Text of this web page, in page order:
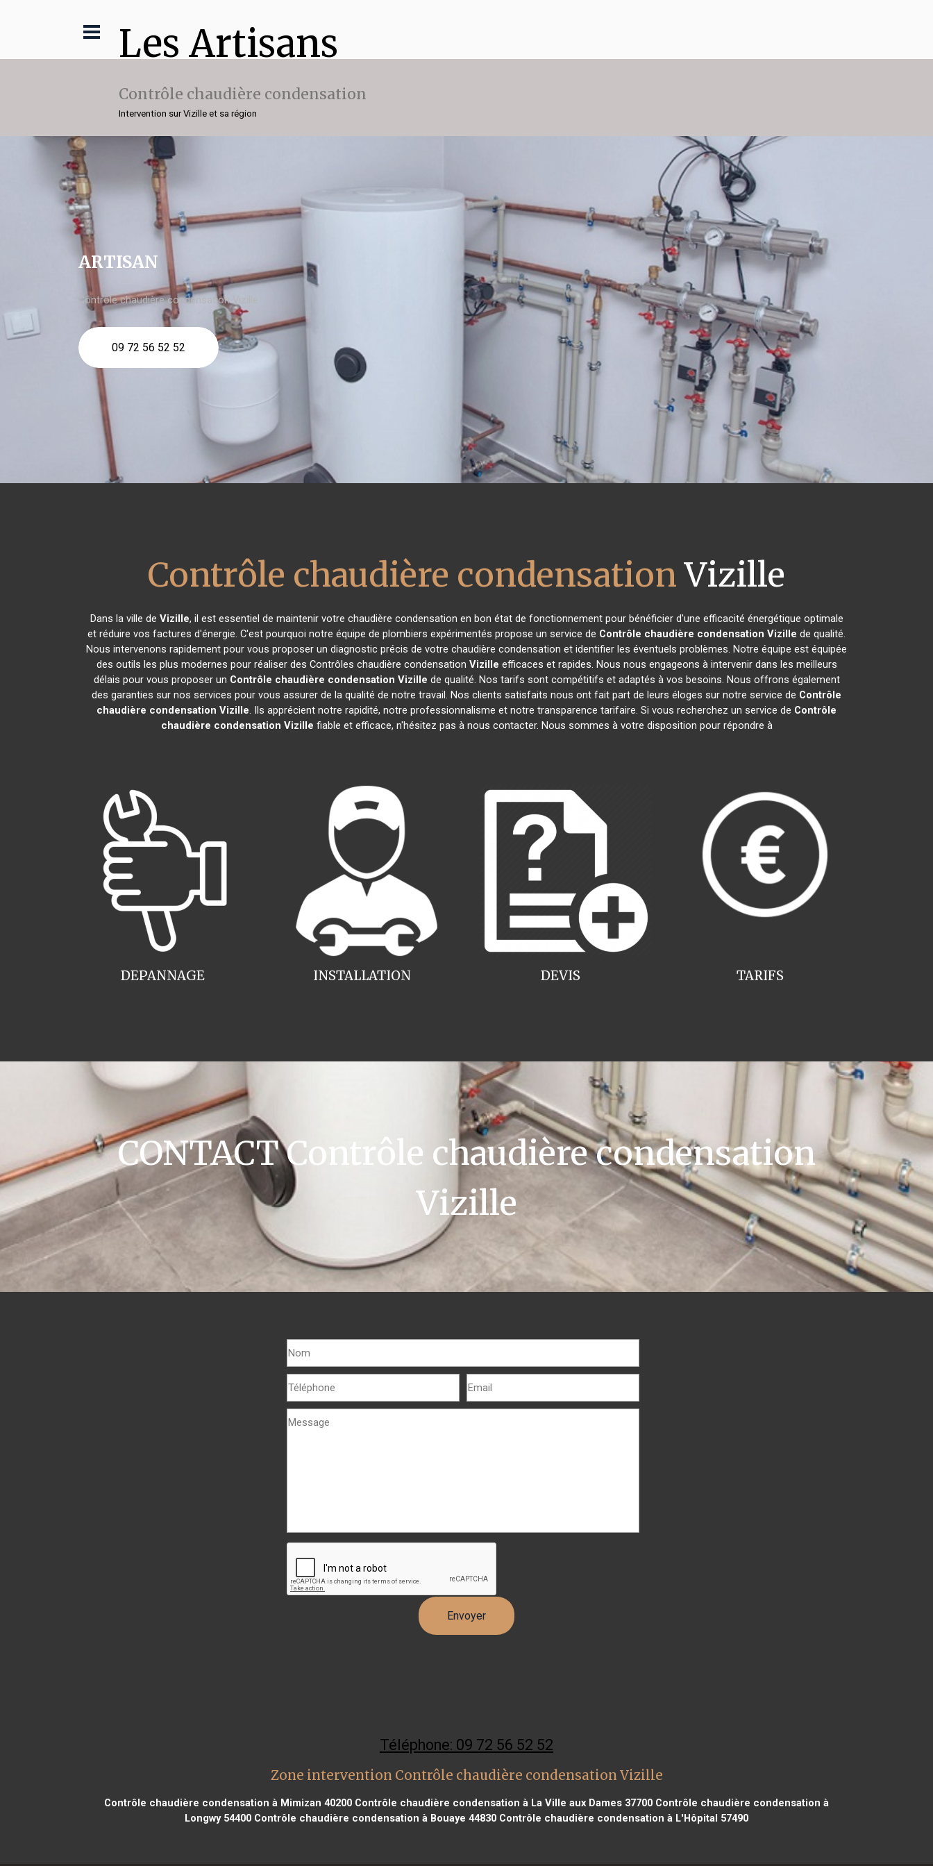
Les Artisans
Contrôle chaudière condensation
Intervention sur Vizille et sa région
ARTISAN
Contrôle chaudière condensation Vizille
09 72 56 52 52
Contrôle chaudière condensationVizille
Dans la ville de Vizille, il est essentiel de maintenir votre chaudière condensation en bon état de fonctionnement pour bénéficier d'une efficacité énergétique optimale
et réduire vos factures d'énergie. C'est pourquoi notre équipe de plombiers expérimentés propose un service de Contrôle chaudière condensation Vizille de qualité.
Nous intervenons rapidement pour vous proposer un diagnostic précis de votre chaudière condensation et identifier les éventuels problèmes. Notre équipe est équipée
des outils les plus modernes pour réaliser des Contrôles chaudière condensation Vizille efficaces et rapides. Nous nous engageons à intervenir dans les meilleurs
délais pour vous proposer un Contrôle chaudière condensation Vizille de qualité. Nos tarifs sont compétitifs et adaptés à vos besoins. Nous offrons également
des garanties sur nos services pour vous assurer de la qualité de notre travail. Nos clients satisfaits nous ont fait part de leurs éloges sur notre service de Contrôle
chaudière condensation Vizille. Ils apprécient notre rapidité, notre professionnalisme et notre transparence tarifaire. Si vous recherchez un service de Contrôle
chaudière condensation Vizille fiable et efficace, n'hésitez pas à nous contacter. Nous sommes à votre disposition pour répondre à
INSTALLATION
DEPANNAGE TARIFS
DEVIS
CONTACT Contrôle chaudière condensation
Vizille
Téléphone: 09 72 56 52 52
Zone intervention Contrôle chaudière condensation Vizille
Contrôle chaudière condensation à Mimizan 40200 Contrôle chaudière condensation à La Ville aux Dames 37700 Contrôle chaudière condensation à
Longwy 54400 Contrôle chaudière condensation à Bouaye 44830 Contrôle chaudière condensation à L'Hôpital 57490